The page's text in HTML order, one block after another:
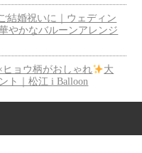
結婚祝いに｜ウェディン
やかなバルーンアレンジ
ヒョウ柄がおしゃれ
大
ト｜松江 i Balloon